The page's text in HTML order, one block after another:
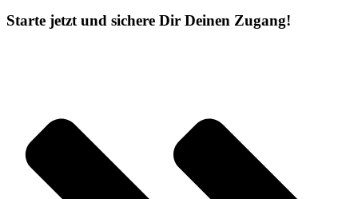
Starte jetzt und sichere Dir Deinen Zugang!